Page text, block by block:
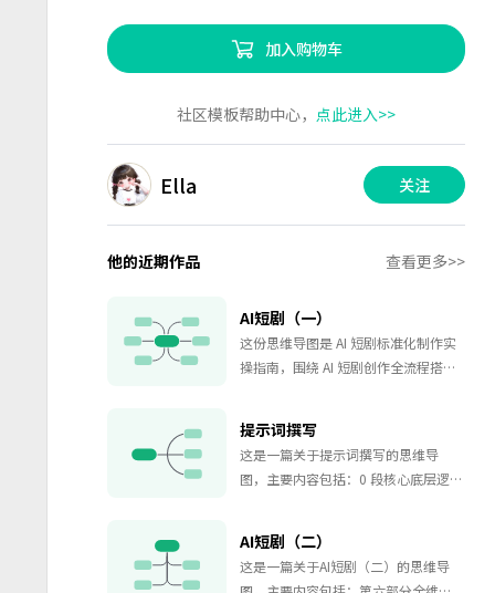
加入购物车
社区模板帮助中心， 点此进入>>
Ella 关注
他的近期作品 查看更多>>
AI短剧（一）
这份思维导图是 AI 短剧标准化制作实
操指南，围绕 AI 短剧创作全流程搭建
转场规范，为 AI 短剧工业化生产提供
标准化操作方案。导图以 AI 短剧制作
为核心，分为五大板块。第一部分为
与单集节奏设计、AI 人设搭建规范、
台词动作脚本生成规则，规范 3 秒钩
子、时间轴、人物管控等剧本底层逻
提示词撰写
这是一篇关于提示词撰写的思维导
图，主要内容包括：0 段核心底层逻
锁定画幅、画质、基础参数，作为最
高权重固定项，统一全片基础规格；2
AI短剧（二）
这是一篇关于AI短剧（二）的思维导